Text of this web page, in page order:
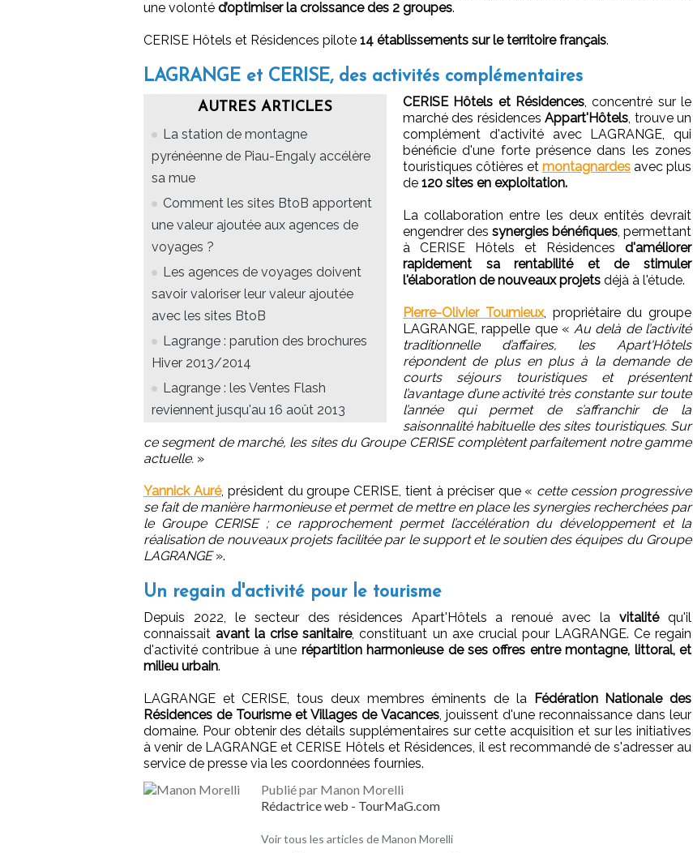
une volonté d’optimiser la croissance des 2 groupes.
CERISE Hôtels et Résidences pilote 14 établissements sur le territoire français.
LAGRANGE et CERISE, des activités complémentaires
AUTRES ARTICLES
La station de montagne
pyrénéenne de Piau-Engaly accélère
sa mue
Comment les sites BtoB apportent
une valeur ajoutée aux agences de
voyages ?
Les agences de voyages doivent
savoir valoriser leur valeur ajoutée
avec les sites BtoB
Lagrange : parution des brochures
Hiver 2013/2014
Lagrange : les Ventes Flash
reviennent jusqu'au 16 août 2013
CERISE Hôtels et Résidences, concentré sur le
marché des résidencesAppart'Hôtels, trouve un
complément d'activité avec LAGRANGE, qui
bénéficie d'une forte présence dans les zones
touristiques côtières et montagnardes avec plus
de 120 sites en exploitation.
La collaboration entre les deux entités devrait
engendrer des synergies bénéfiques, permettant
à CERISE Hôtels et Résidences d'améliorer
rapidement sa rentabilité et de stimuler
l'élaboration de nouveaux projets déjà à l'étude.
Pierre-Olivier Toumieux, propriétaire du groupe
LAGRANGE, rappelle que «Au delà de l’activité
traditionnelle d’affaires, les Apart'Hôtels
répondent de plus en plus à la demande de
courts séjours touristiques et présentent
l’avantage d’une activité très constante sur toute
l’année qui permet de s’affranchir de la
saisonnalité habituelle des sites touristiques. Sur
ce segment de marché, les sites du Groupe CERISE complètent parfaitement notre gamme
actuelle. »
Yannick Auré, président du groupe CERISE, tient à préciser que « cette cession progressive
se fait de manière harmonieuse et permet de mettre en place les synergies recherchées par
le Groupe CERISE ; ce rapprochement permet l’accélération du développement et la
réalisation de nouveaux projets facilitée par le support et le soutien des équipes du Groupe
LAGRANGE».
Un regain d'activité pour le tourisme
Depuis 2022, le secteur des résidences Apart'Hôtels a renoué avec lavitalitéqu'il
connaissaitavant la crise sanitaire, constituant un axe crucial pour LAGRANGE. Ce regain
d'activité contribue à une répartition harmonieuse de ses offres entre montagne, littoral, et
milieu urbain.
LAGRANGE et CERISE, tous deux membres éminents de la Fédération Nationale des
Résidences de Tourisme et Villages de Vacances, jouissent d'une reconnaissance dans leur
domaine. Pour obtenir des détails supplémentaires sur cette acquisition et sur les initiatives
à venir de LAGRANGE et CERISE Hôtels et Résidences, il est recommandé de s'adresser au
service de presse via les coordonnées fournies.
Publié par Manon Morelli
Rédactrice web - TourMaG.com
Voir tous les articles de Manon Morelli